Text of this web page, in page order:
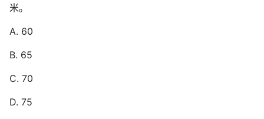
米。
A. 60
B. 65
C. 70
D. 75